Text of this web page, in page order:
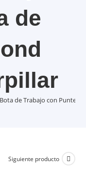
de
Bota de Trabajo con Puntera
Siguiente producto